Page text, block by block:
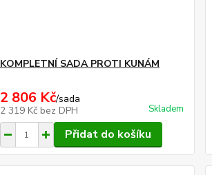
KOMPLETNÍ SADA PROTI KUNÁM
2 806 Kč/sada
2 319 Kč bez DPH Skladem
Přidat do košíku